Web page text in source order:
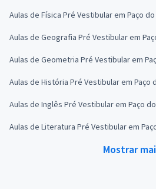
Aulas de Física Pré Vestibular em Paço
Aulas de Geografia Pré Vestibular em
Aulas de Geometria Pré Vestibular em
Aulas de História Pré Vestibular em Paço
Aulas de Inglês Pré Vestibular em Paço
Aulas de Literatura Pré Vestibular em
Mostrar